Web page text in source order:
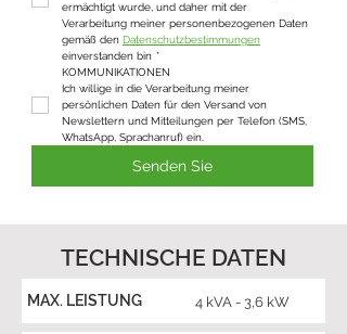
ermächtigt wurde, und daher mit der
Verarbeitung meiner personenbezogenen Daten
gemäß den Datenschutzbestimmungen
einverstanden bin *
KOMMUNIKATIONEN
Ich willige in die Verarbeitung meiner
persönlichen Daten für den Versand von
Newslettern und Mitteilungen per Telefon (SMS,
WhatsApp, Sprachanruf) ein.
Senden Sie
TECHNISCHE DATEN
MAX. LEISTUNG 4 kVA - 3,6 kW